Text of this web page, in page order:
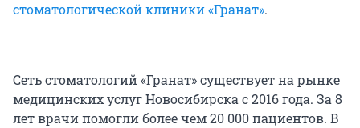
стоматологической клиники «Гранат».
Сеть стоматологий «Гранат» существует на рынке
медицинских услуг Новосибирска с 2016 года. За 8
лет врачи помогли более чем 20 000 пациентов. В